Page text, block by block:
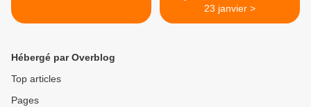
23 janvier >
Hébergé par Overblog
Top articles
Pages